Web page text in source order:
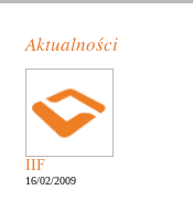
Aktualności
IIF
16/02/2009